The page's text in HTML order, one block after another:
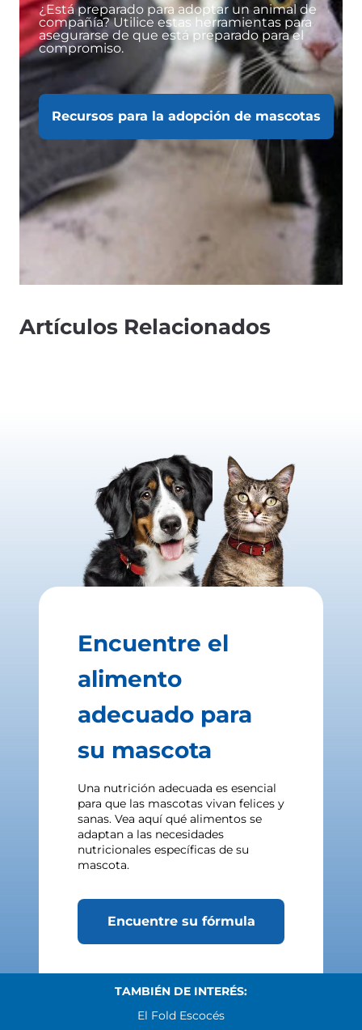
¿Está preparado para adoptar un animal de
compañía? Utilice estas herramientas para
asegurarse de que está preparado para el
compromiso.
Recursos para la adopción de mascotas
Artículos Relacionados
Encuentre el
alimento
adecuado para
su mascota
Una nutrición adecuada es esencial
para que las mascotas vivan felices y
sanas. Vea aquí qué alimentos se
adaptan a las necesidades
nutricionales específicas de su
mascota.
Encuentre su fórmula
TAMBIÉN DE INTERÉS:
El Fold Escocés